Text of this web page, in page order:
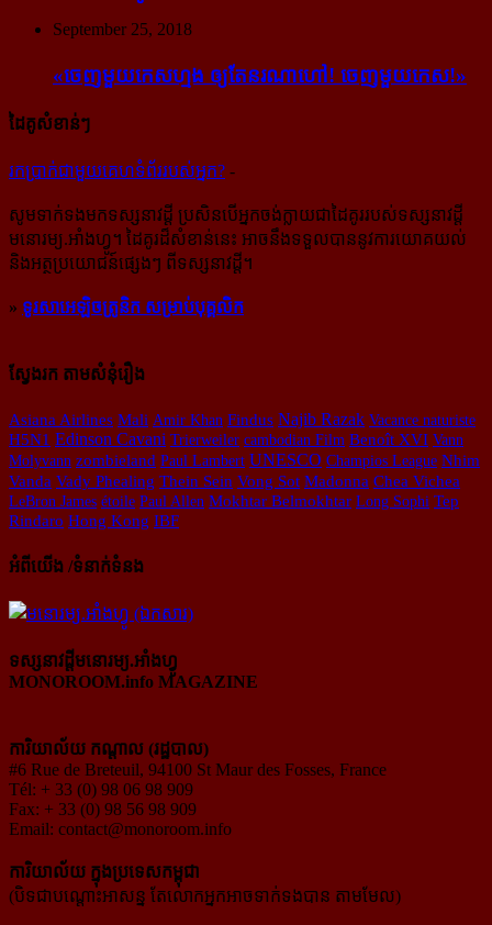
September 25, 2018
«ចេញ​មួយ​កេស​ហ្មង ឲ្យ​តែ​នរណា​ហៅ! ចេញ​មួយ​កេស!»
ដៃគូសំខាន់ៗ
រក​​ប្រាក់​​ជា​​មួយ​​គេហទំព័រ​​របស់​​អ្នក? -
សូម​ទាក់ទង​មក​ទស្សនាវដ្ដី ប្រសិន​បើ​អ្នក​ចង់​ក្លាយ​ជា​ដៃគូរ​របស់​ទស្សនាវដ្ដី​
មនោរម្យ.អាំងហ្វូ។ ដៃ​គូរ​ដ៏​សំខាន់​នេះ អាច​នឹង​ទទួល​បាន​នូវ​ការ​យោគយល់
និង​អត្ថ​ប្រយោជន៍​ផ្សេងៗ ពីទស្សនាវដ្ដី។
» ទូរសាអេឡិចត្រូនិក សម្រាប់បុគ្គលិក
ស្វែងរក តាមសំនុំរឿង
Asiana Airlines Mali Amir Khan Findus Najib Razak Vacance naturiste
H5N1 Edinson Cavani Trierweiler cambodian Film Benoît XVI Vann
Molyvann zombieland Paul Lambert UNESCO Champios League Nhim
Vanda Vady Phealing Thein Sein Vong Sot Madonna Chea Vichea
LeBron James étoile Paul Allen Mokhtar Belmokhtar Long Sophi Tep
Rindaro Hong Kong IBF
អំពីយើង /ទំនាក់ទំនង
ទស្សនាវដ្ដីមនោរម្យ.អាំងហ្វូ
MONOROOM.info MAGAZINE
ការិយាល័យ កណ្ដាល (រដ្ឋបាល)
#6 Rue de Breteuil, 94100 St Maur des Fosses, France
Tél: + 33 (0) 98 06 98 909
Fax: + 33 (0) 98 56 98 909
Email: contact@monoroom.info
ការិយាល័យ ក្នុង​ប្រទេស​កម្ពុជា
(បិទជាបណ្ដោះអាសន្ន តែលោកអ្នកអាចទាក់ទងបាន តាមមែល)